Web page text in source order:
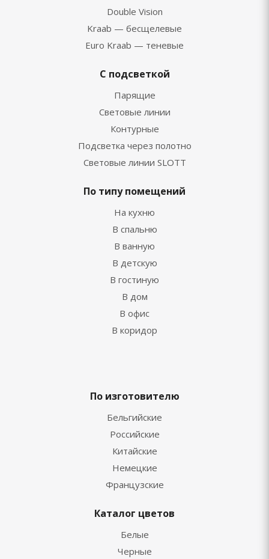
Double Vision
Kraab — бесщелевые
Euro Kraab — теневые
С подсветкой
Парящие
Световые линии
Контурные
Подсветка через полотно
Световые линии SLOTT
По типу помещений
На кухню
В спальню
В ванную
В детскую
В гостиную
В дом
В офис
В коридор
По изготовителю
Бельгийские
Российские
Китайские
Немецкие
Французские
Каталог цветов
Белые
Черные